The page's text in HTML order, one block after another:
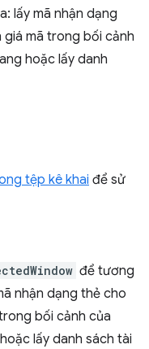
lấy mã nhận dạng
mã trong bối cảnh
hoặc lấy danh
tệp kê khai để sử
để tương
nhận dạng thẻ cho
bối cảnh của
lấy danh sách tài